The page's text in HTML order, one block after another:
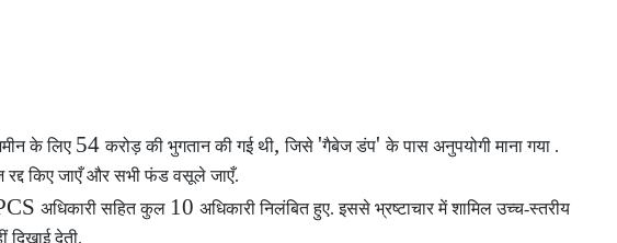
के लिए 54करोड़ की भुगतान की गई थी,जिसे 'गैबेज डंप'के पास अनुपयोगी माना गया .
रद्द किए जाएँ और सभी फंड वसूले जाएँ.
अधिकारी सहित कुल 10 अधिकारी निलंबित हुए. इससे भ्रष्टाचार में शामिल उच्च-स्तरीय
दिखाई देती.